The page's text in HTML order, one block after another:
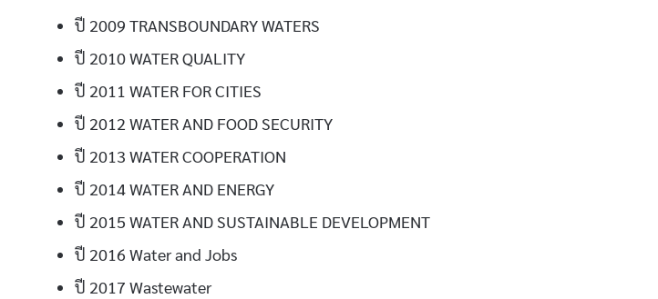
ปี 2009 TRANSBOUNDARY WATERS
ปี 2010 WATER QUALITY
ปี 2011 WATER FOR CITIES
ปี 2012 WATER AND FOOD SECURITY
ปี 2013 WATER COOPERATION
ปี 2014 WATER AND ENERGY
ปี 2015 WATER AND SUSTAINABLE DEVELOPMENT
ปี 2016 Water and Jobs
ปี 2017 Wastewater